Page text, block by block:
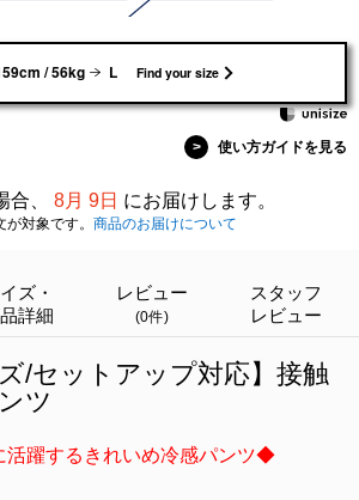
/ 56kg L Find your size
> 使い方ガイドを見る
、 8月 9日 にお届けします。
対象です。 商品のお届けについて
ズ・
詳細
レビュー
(0件)
スタッフ
レビュー
/セットアップ対応】接触
ツ
躍するきれいめ冷感パンツ◆